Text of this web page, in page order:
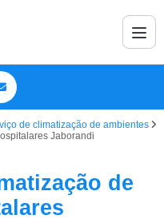
de climatização de ambientes
Jaborandi
de